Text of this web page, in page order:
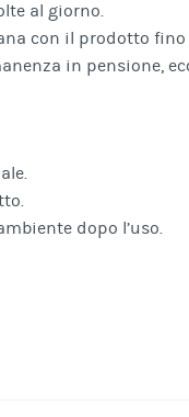
al giorno.
con il prodotto
in pensione,
dopo l’uso.